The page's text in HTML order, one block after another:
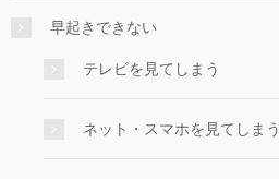
早起きできない
テレビを見てしまう
ネット・スマホを見てしまう